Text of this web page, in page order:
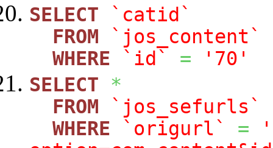
SELECT
`catid`
FROM
`jos_content`
WHERE
`id` =
'70'
SELECT
*
FROM
`jos_sefurls`
WHERE
`origurl` =